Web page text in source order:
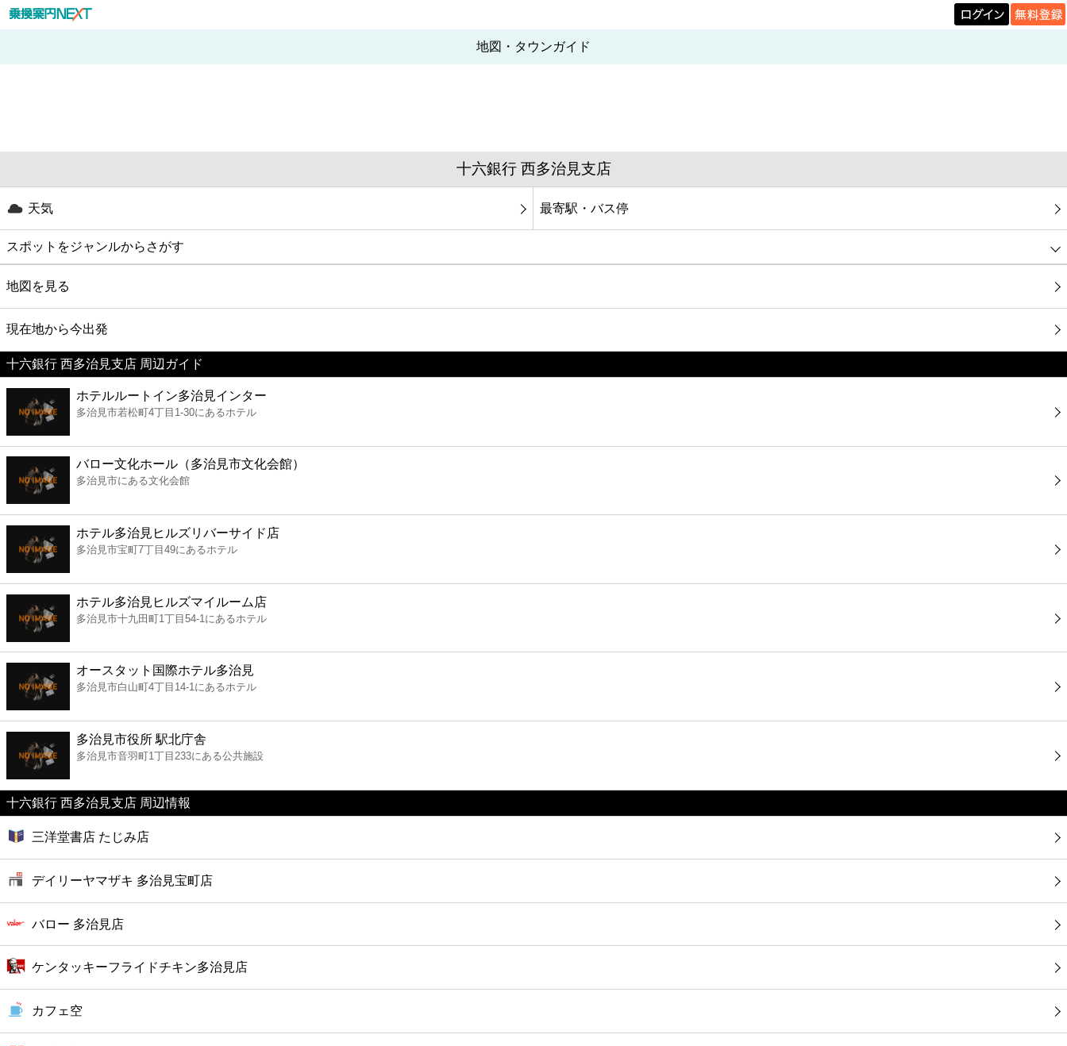
地図・タウンガイド
十六銀行 西多治見支店
天気 最寄駅・バス停
スポットをジャンルからさがす
グルメ
映画
美容
コンビニ
薬局
スーパー
エンタメ
レジャー
書店
ファミレス
ファーストフード
カフェ
ショッピング
ホテル
地図を見る
現在地から今出発
十六銀行 西多治見支店 周辺ガイド
ホテルルートイン多治見インター
多治見市若松町4丁目1-30にあるホテル
バロー文化ホール（多治見市文化会館）
多治見市にある文化会館
ホテル多治見ヒルズリバーサイド店
多治見市宝町7丁目49にあるホテル
ホテル多治見ヒルズマイルーム店
多治見市十九田町1丁目54-1にあるホテル
オースタット国際ホテル多治見
多治見市白山町4丁目14-1にあるホテル
多治見市役所 駅北庁舎
多治見市音羽町1丁目233にある公共施設
十六銀行 西多治見支店 周辺情報
三洋堂書店 たじみ店
デイリーヤマザキ 多治見宝町店
バロー 多治見店
ケンタッキーフライドチキン多治見店
カフェ空